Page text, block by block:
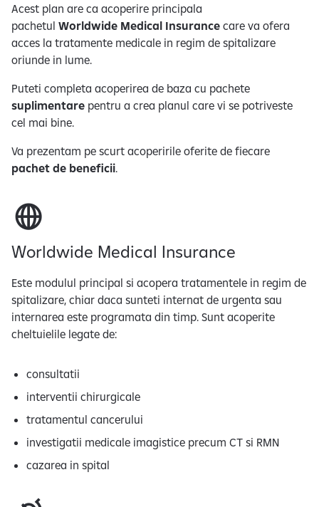
Acest plan are ca acoperire principala
pachetul Worldwide Medical Insurance care va ofera
acces la tratamente medicale in regim de spitalizare
oriunde in lume.
Puteti completa acoperirea de baza cu pachete
suplimentare pentru a crea planul care vi se potriveste
cel mai bine.
Va prezentam pe scurt acoperirile oferite de fiecare
pachet de beneficii.
Worldwide Medical Insurance
Este modulul principal si acopera tratamentele in regim de
spitalizare, chiar daca sunteti internat de urgenta sau
internarea este programata din timp. Sunt acoperite
cheltuielile legate de:
consultatii
interventii chirurgicale
tratamentul cancerului
investigatii medicale imagistice precum CT si RMN
cazarea in spital